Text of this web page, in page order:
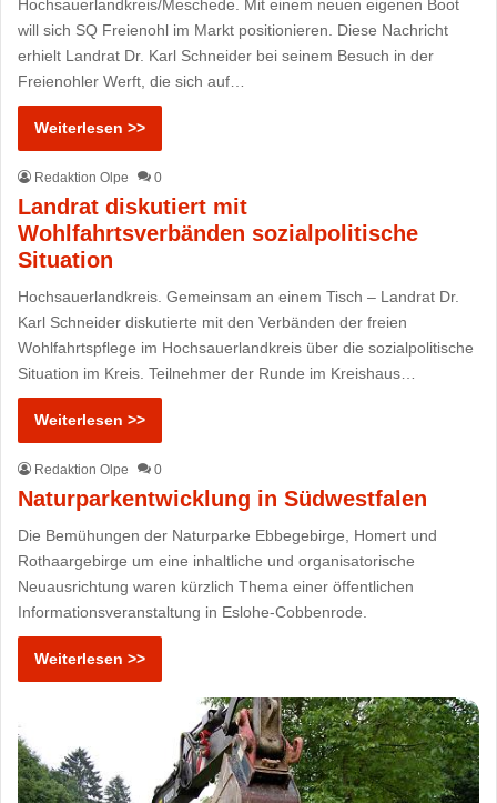
Hochsauerlandkreis/Meschede. Mit einem neuen eigenen Boot
will sich SQ Freienohl im Markt positionieren. Diese Nachricht
erhielt Landrat Dr. Karl Schneider bei seinem Besuch in der
Freienohler Werft, die sich auf…
Weiterlesen >>
Redaktion Olpe 0
Landrat diskutiert mit
Wohlfahrtsverbänden sozialpolitische
Situation
Hochsauerlandkreis. Gemeinsam an einem Tisch – Landrat Dr.
Karl Schneider diskutierte mit den Verbänden der freien
Wohlfahrtspflege im Hochsauerlandkreis über die sozialpolitische
Situation im Kreis. Teilnehmer der Runde im Kreishaus…
Weiterlesen >>
Redaktion Olpe 0
Naturparkentwicklung in Südwestfalen
Die Bemühungen der Naturparke Ebbegebirge, Homert und
Rothaargebirge um eine inhaltliche und organisatorische
Neuausrichtung waren kürzlich Thema einer öffentlichen
Informationsveranstaltung in Eslohe-Cobbenrode.
Weiterlesen >>